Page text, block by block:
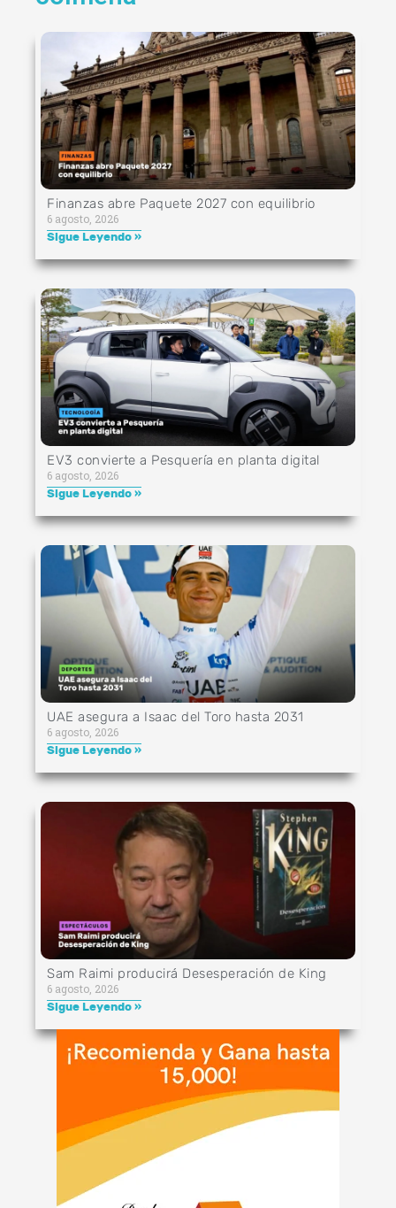
Finanzas abre Paquete 2027 con equilibrio
6 agosto, 2026
Sigue Leyendo »
EV3 convierte a Pesquería en planta digital
6 agosto, 2026
Sigue Leyendo »
UAE asegura a Isaac del Toro hasta 2031
6 agosto, 2026
Sigue Leyendo »
Sam Raimi producirá Desesperación de King
6 agosto, 2026
Sigue Leyendo »